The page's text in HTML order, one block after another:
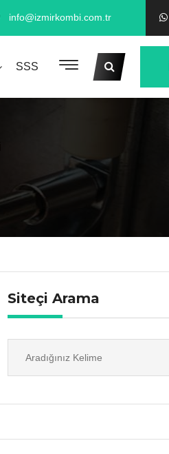
info@izmirkombi.com.tr
SSS
Siteçi Arama